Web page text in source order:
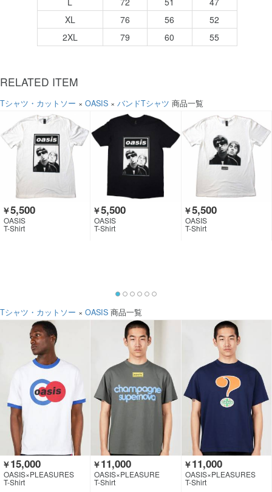
XL
76 56
52
2XL
79 60 55
RELATED ITEM
Tシャツ・カットソー × OASIS × バンドTシャツ 商品一覧
￥5,500
OASIS
T-Shirt
￥5,500
OASIS
T-Shirt
￥5,500
OASIS
T-Shirt
Tシャツ・カットソー × OASIS 商品一覧
￥15,000
OASIS×PLEASURES
T-Shirt
￥11,000
OASIS×PLEASURE
T-Shirt
￥11,000
OASIS×PLEASURES
T-Shirt